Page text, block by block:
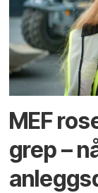
MEF
grep –